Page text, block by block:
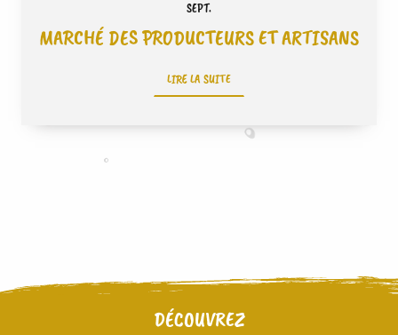
SEPT.
MARCHÉ DES PRODUCTEURS ET ARTISANS
LIRE LA SUITE
DÉCOUVREZ